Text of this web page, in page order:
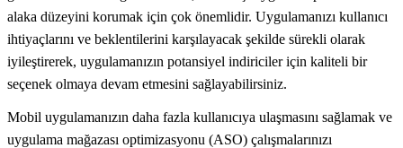
alaka düzeyini korumak için çok önemlidir. Uygulamanızı kullanıcı
ihtiyaçlarını ve beklentilerini karşılayacak şekilde sürekli olarak
iyileştirerek, uygulamanızın potansiyel indiriciler için kaliteli bir
seçenek olmaya devam etmesini sağlayabilirsiniz.
Mobil uygulamanızın daha fazla kullanıcıya ulaşmasını sağlamak ve
uygulama mağazası optimizasyonu (ASO) çalışmalarınızı